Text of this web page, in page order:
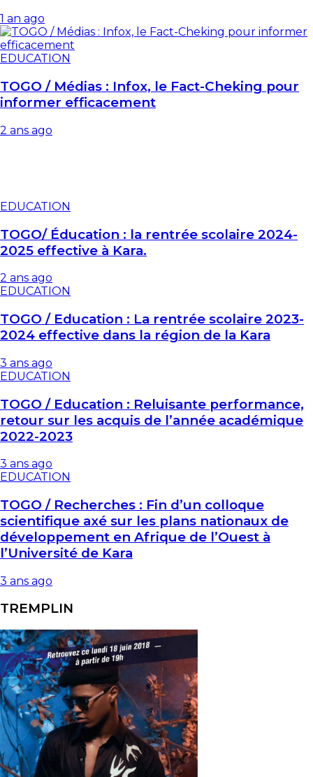
1 an ago
EDUCATION
TOGO / Médias : Infox, le Fact-Cheking pour
informer efficacement
2 ans ago
EDUCATION
TOGO/ Éducation : la rentrée scolaire 2024-
2025 effective à Kara.
2 ans ago
EDUCATION
TOGO / Education : La rentrée scolaire 2023-
2024 effective dans la région de la Kara
3 ans ago
EDUCATION
TOGO / Education : Reluisante performance,
retour sur les acquis de l’année académique
2022-2023
3 ans ago
EDUCATION
TOGO / Recherches : Fin d’un colloque
scientifique axé sur les plans nationaux de
développement en Afrique de l’Ouest à
l’Université de Kara
3 ans ago
TREMPLIN